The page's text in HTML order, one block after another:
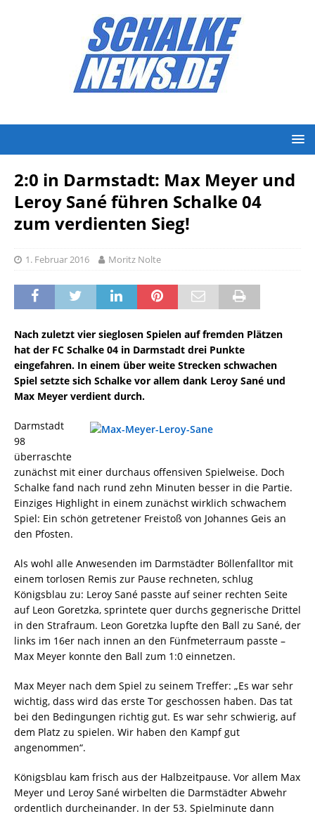
2:0 in Darmstadt: Max Meyer und
Leroy Sané führen Schalke 04
zum verdienten Sieg!
1. Februar 2016 Moritz Nolte
Nach zuletzt vier sieglosen Spielen auf fremden Plätzen
hat der FC Schalke 04 in Darmstadt drei Punkte
eingefahren. In einem über weite Strecken schwachen
Spiel setzte sich Schalke vor allem dank Leroy Sané und
Max Meyer verdient durch.
Darmstadt
98
überraschte
zunächst mit einer durchaus offensiven Spielweise. Doch
Schalke fand nach rund zehn Minuten besser in die Partie.
Einziges Highlight in einem zunächst wirklich schwachem
Spiel: Ein schön getretener Freistoß von Johannes Geis an
den Pfosten.
Als wohl alle Anwesenden im Darmstädter Böllenfalltor mit
einem torlosen Remis zur Pause rechneten, schlug
Königsblau zu: Leroy Sané passte auf seiner rechten Seite
auf Leon Goretzka, sprintete quer durchs gegnerische Drittel
in den Strafraum. Leon Goretzka lupfte den Ball zu Sané, der
links im 16er nach innen an den Fünfmeterraum passte –
Max Meyer konnte den Ball zum 1:0 einnetzen.
Max Meyer nach dem Spiel zu seinem Treffer: „Es war sehr
wichtig, dass wird das erste Tor geschossen haben. Das tat
bei den Bedingungen richtig gut. Es war sehr schwierig, auf
dem Platz zu spielen. Wir haben den Kampf gut
angenommen“.
Königsblau kam frisch aus der Halbzeitpause. Vor allem Max
Meyer und Leroy Sané wirbelten die Darmstädter Abwehr
ordentlich durcheinander. In der 53. Spielminute dann